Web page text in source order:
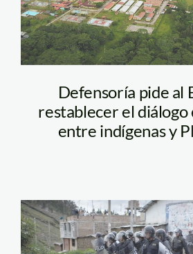
Defensoría pide al
restablecer el
entre indígenas y
conga_bloqueo